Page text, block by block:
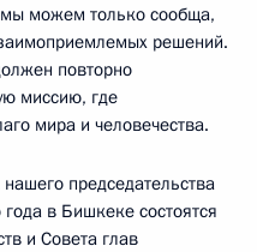
можем только сообща,
решений.
повторно
миссию, где
мира и человечества.
председательства
в Бишкеке состоятся
и Совета глав